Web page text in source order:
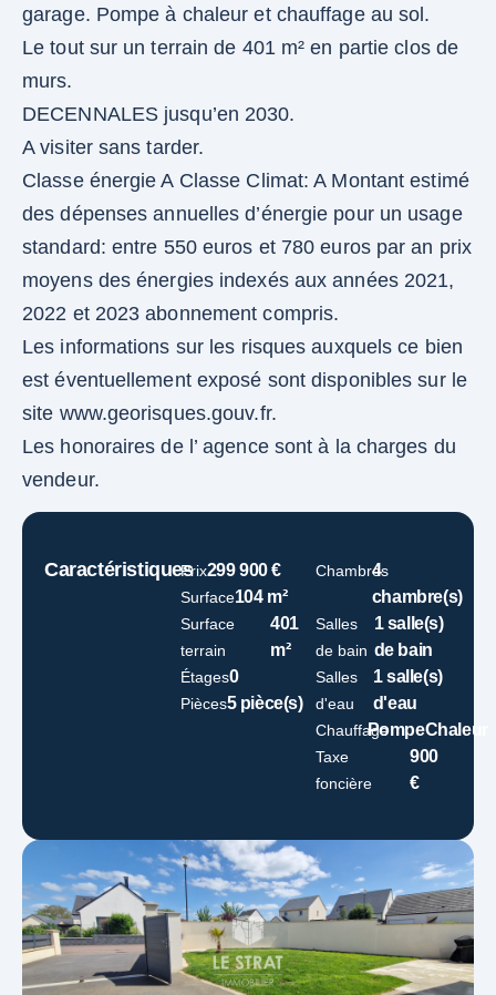
garage. Pompe à chaleur et chauffage au sol.
Le tout sur un terrain de 401 m² en partie clos de
murs.
DECENNALES jusqu’en 2030.
A visiter sans tarder.
Classe énergie A Classe Climat: A Montant estimé
des dépenses annuelles d’énergie pour un usage
standard: entre 550 euros et 780 euros par an prix
moyens des énergies indexés aux années 2021,
2022 et 2023 abonnement compris.
Les informations sur les risques auxquels ce bien
est éventuellement exposé sont disponibles sur le
site www.georisques.gouv.fr.
Les honoraires de l’ agence sont à la charges du
vendeur.
CaractéristiquesPrix299 900 €
Surface104 m²
Surface
terrain
401
m²
Étages0
Pièces5 pièce(s)
Chambres
4
chambre(s)
Salles
de bain
1 salle(s)
de bain
Salles
d'eau
1 salle(s)
d'eau
ChauffagePompeChaleur
Taxe
foncière
900
€